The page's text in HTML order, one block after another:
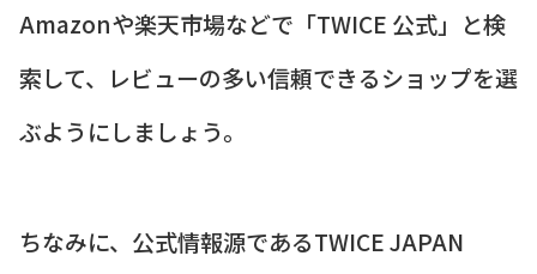
Amazonや楽天市場などで「TWICE 公式」と検
索して、レビューの多い信頼できるショップを選
ぶようにしましょう。
ちなみに、公式情報源であるTWICE JAPAN